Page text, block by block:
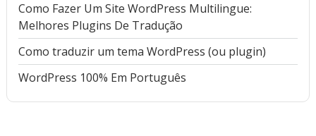
Como Fazer Um Site WordPress Multilingue:
Melhores Plugins De Tradução
Como traduzir um tema WordPress (ou plugin)
WordPress 100% Em Português